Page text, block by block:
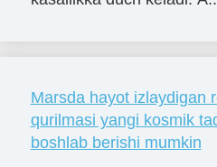
Marsda hayot izlaydigan
qurilmasi yangi kosmik
boshlab berishi mumkin